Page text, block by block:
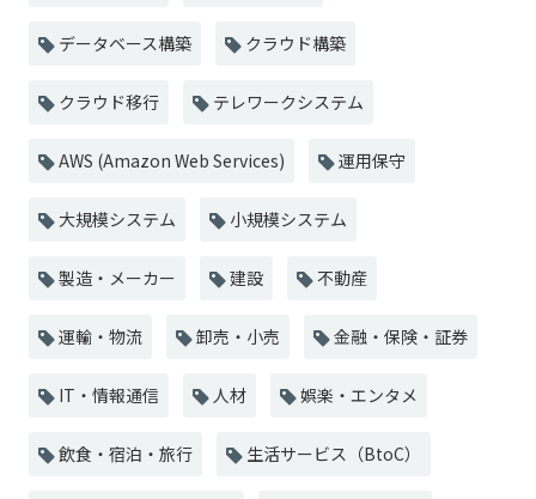
データベース構築 クラウド構築
クラウド移行 テレワークシステム
AWS (Amazon Web Services) 運用保守
大規模システム 小規模システム
製造・メーカー 建設 不動産
運輸・物流 卸売・小売 金融・保険・証券
IT・情報通信 人材 娯楽・エンタメ
飲食・宿泊・旅行 生活サービス（BtoC）